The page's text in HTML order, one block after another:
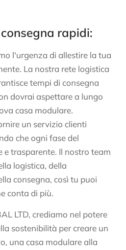
rapidi:
l'urgenza di allestire la tua
La nostra rete logistica
tempi di consegna
dovrai aspettare a lungo
casa modulare.
un servizio clienti
che ogni fase del
e trasparente. Il nostro team
logistica, della
consegna, così tu puoi
conta di più.
LTD, crediamo nel potere
sostenibilità per creare un
una casa modulare alla